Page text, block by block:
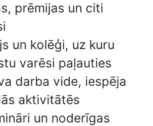
prēmijas un citi
un kolēģi, uz kuru
varēsi paļauties
darba vide, iespēja
aktivitātēs
un noderīgas